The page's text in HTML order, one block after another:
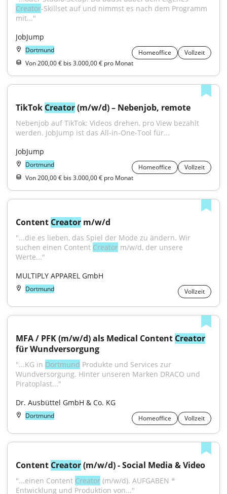
Creator-Skillset auf und nimmst es nach dem Programm
mit..."
JobJump
Dortmund Homeoffice
Vollzeit
Von 200,00 € bis 3.000,00 € pro Monat
TikTok Creator (m/w/d) – Nebenjob, remote
Nebenjob auf TikTok: Videos drehen, pro View bezahlt
werden. JobJump ist das All-in-One-Tool für...
JobJump
Dortmund Homeoffice
Vollzeit
Von 200,00 € bis 3.000,00 € pro Monat
Content Creator m/w/d
"...die es lieben, das Spiel der Mode zu ändern. Wir
suchen einen Content Creator m/w/d, der unsere
Werte..."
MULTIPLY APPAREL GmbH
Dortmund Vollzeit
MFA / PFK (m/w/d) als Medical Content Creator
für Wundversorgung
"...KG in Dortmund Produkte und Services zur
Wundversorgung. Hinter unseren Marken DRACO und
Piratoplast..."
Dr. Ausbüttel GmbH & Co. KG
Dortmund Homeoffice Vollzeit
Content Creator (m/w/d) - Social Media & Video
"...einen Content Creator (m/w/d). AUFGABEN *
Entwicklung und Produktion von..."